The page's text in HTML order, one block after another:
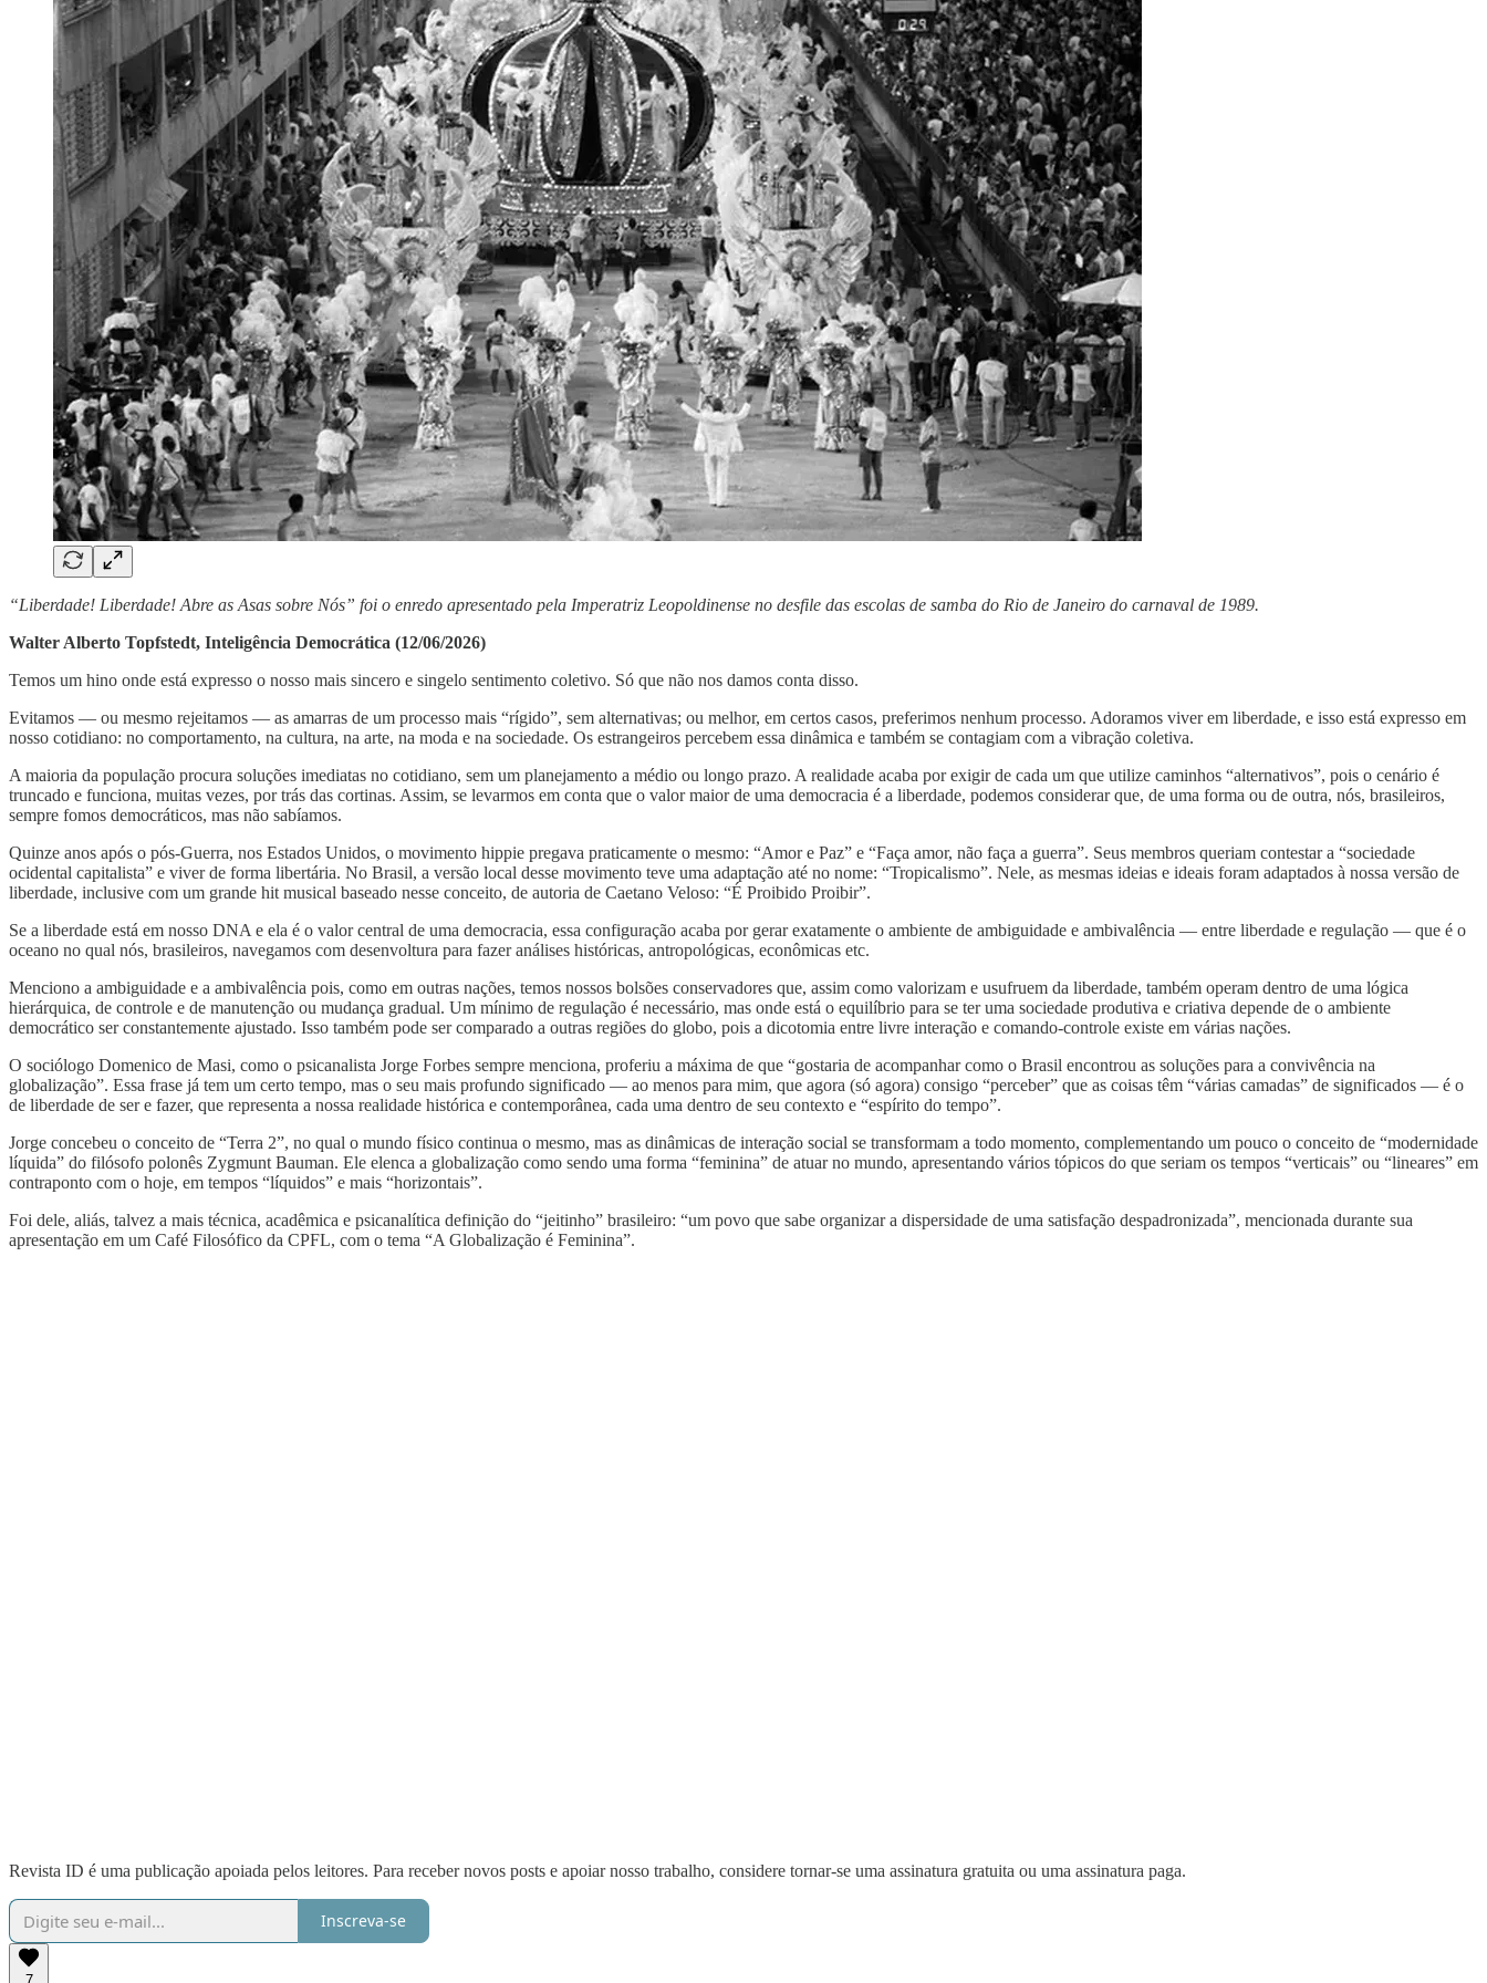
“Liberdade! Liberdade! Abre as Asas sobre Nós” foi o enredo apresentado pela Imperatriz Leopoldinense no desfile das escolas de samba do Rio de Janeiro do carnaval de 1989.
Walter Alberto Topfstedt, Inteligência Democrática (12/06/2026)
Temos um hino onde está expresso o nosso mais sincero e singelo sentimento coletivo. Só que não nos damos conta disso.
Evitamos — ou mesmo rejeitamos — as amarras de um processo mais “rígido”, sem alternativas; ou melhor, em certos casos, preferimos nenhum processo. Adoramos viver em liberdade, e isso está expresso em
nosso cotidiano: no comportamento, na cultura, na arte, na moda e na sociedade. Os estrangeiros percebem essa dinâmica e também se contagiam com a vibração coletiva.
A maioria da população procura soluções imediatas no cotidiano, sem um planejamento a médio ou longo prazo. A realidade acaba por exigir de cada um que utilize caminhos “alternativos”, pois o cenário é
truncado e funciona, muitas vezes, por trás das cortinas. Assim, se levarmos em conta que o valor maior de uma democracia é a liberdade, podemos considerar que, de uma forma ou de outra, nós, brasileiros,
sempre fomos democráticos, mas não sabíamos.
Quinze anos após o pós-Guerra, nos Estados Unidos, o movimento hippie pregava praticamente o mesmo: “Amor e Paz” e “Faça amor, não faça a guerra”. Seus membros queriam contestar a “sociedade
ocidental capitalista” e viver de forma libertária. No Brasil, a versão local desse movimento teve uma adaptação até no nome: “Tropicalismo”. Nele, as mesmas ideias e ideais foram adaptados à nossa versão de
liberdade, inclusive com um grande hit musical baseado nesse conceito, de autoria de Caetano Veloso: “É Proibido Proibir”.
Se a liberdade está em nosso DNA e ela é o valor central de uma democracia, essa configuração acaba por gerar exatamente o ambiente de ambiguidade e ambivalência — entre liberdade e regulação — que é o
oceano no qual nós, brasileiros, navegamos com desenvoltura para fazer análises históricas, antropológicas, econômicas etc.
Menciono a ambiguidade e a ambivalência pois, como em outras nações, temos nossos bolsões conservadores que, assim como valorizam e usufruem da liberdade, também operam dentro de uma lógica
hierárquica, de controle e de manutenção ou mudança gradual. Um mínimo de regulação é necessário, mas onde está o equilíbrio para se ter uma sociedade produtiva e criativa depende de o ambiente
democrático ser constantemente ajustado. Isso também pode ser comparado a outras regiões do globo, pois a dicotomia entre livre interação e comando-controle existe em várias nações.
O sociólogo Domenico de Masi, como o psicanalista Jorge Forbes sempre menciona, proferiu a máxima de que “gostaria de acompanhar como o Brasil encontrou as soluções para a convivência na
globalização”. Essa frase já tem um certo tempo, mas o seu mais profundo significado — ao menos para mim, que agora (só agora) consigo “perceber” que as coisas têm “várias camadas” de significados — é o
de liberdade de ser e fazer, que representa a nossa realidade histórica e contemporânea, cada uma dentro de seu contexto e “espírito do tempo”.
Jorge concebeu o conceito de “Terra 2”, no qual o mundo físico continua o mesmo, mas as dinâmicas de interação social se transformam a todo momento, complementando um pouco o conceito de “modernidade
líquida” do filósofo polonês Zygmunt Bauman. Ele elenca a globalização como sendo uma forma “feminina” de atuar no mundo, apresentando vários tópicos do que seriam os tempos “verticais” ou “lineares” em
contraponto com o hoje, em tempos “líquidos” e mais “horizontais”.
Foi dele, aliás, talvez a mais técnica, acadêmica e psicanalítica definição do “jeitinho” brasileiro: “um povo que sabe organizar a dispersidade de uma satisfação despadronizada”, mencionada durante sua
apresentação em um Café Filosófico da CPFL, com o tema “A Globalização é Feminina”.
Revista ID é uma publicação apoiada pelos leitores. Para receber novos posts e apoiar nosso trabalho, considere tornar-se uma assinatura gratuita ou uma assinatura paga.
Inscreva-se